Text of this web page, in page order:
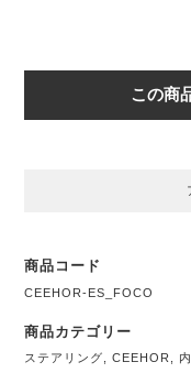
この商
商品コード
CEEHOR-ES_FOCO
商品カテゴリー
ステアリング ,CEEHOR